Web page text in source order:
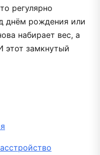
регулярно
днём рождения или
набирает вес, а
замкнутый